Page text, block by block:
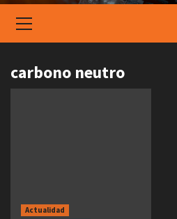
Menu
carbono neutro
Actualidad